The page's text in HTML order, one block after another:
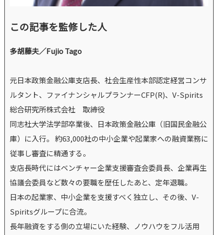
この記事を監修した人
多胡藤夫／Fujio Tago
元日本政策金融公庫支店長、社会生産性本部認定経営コンサ
ルタント、ファイナンシャルプランナーCFP(R)、V-Spirits
総合研究所株式会社 取締役
同志社大学法学部卒業後、日本政策金融公庫（旧国民金融公
庫）に入行。 約63,000社の中小企業や起業家への融資業務に
従事し審査に精通する。
支店長時代にはベンチャー企業支援審査会委員長、企業再生
協議会委員など数々の要職を歴任したあと、定年退職。
日本の起業家、中小企業を支援すべく独立し、その後、V-
Spiritsグループに合流。
長年融資をする側の立場にいた経験、ノウハウをフル活用